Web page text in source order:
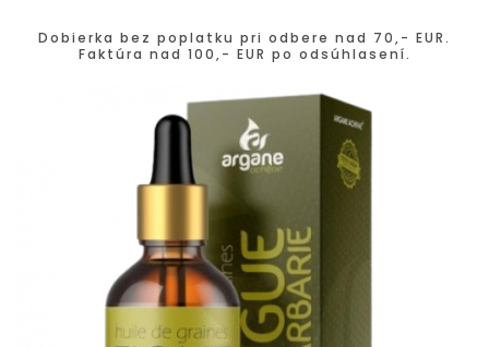
Dobierka bez poplatku pri odbere nad 70,- EUR.
Faktúra nad 100,- EUR po odsúhlasení.